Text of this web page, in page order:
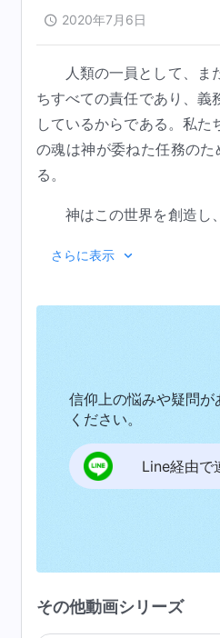
2020年7月6日
人類の一員として、ま
ちすべての責任であり、義
しているからである。私
の魂は神が委ねた任務の
る。
神はこの世界を創造し
配と切り離すことはでき
また国家が良い運命を願
ノアの箱舟の時代を
配慮は得られず、神の約
放縦となり、おぞましい
は、神の顔を仰ぎ見るに
たものすべてを放棄し、
てあらゆる理性と人間性
受けた。ノアだけが神を
の指示に従って
けたからであった。
それでは現代に目を
てしまった。それでもなお
神の現われを切望する人々
さらに表示
信仰上の悩みや疑問
ください。
Line経由で
その他動画シリーズ